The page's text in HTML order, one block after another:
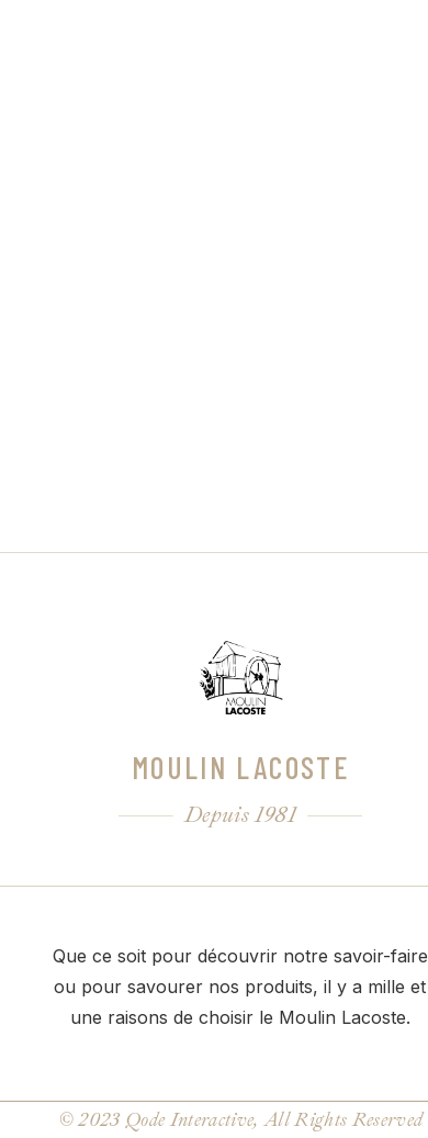
MOULIN LACOSTE
Depuis 1981
Que ce soit pour découvrir notre savoir-faire
ou pour savourer nos produits, il y a mille et
une raisons de choisir le Moulin Lacoste.
© 2023 Qode Interactive, All Rights Reserved